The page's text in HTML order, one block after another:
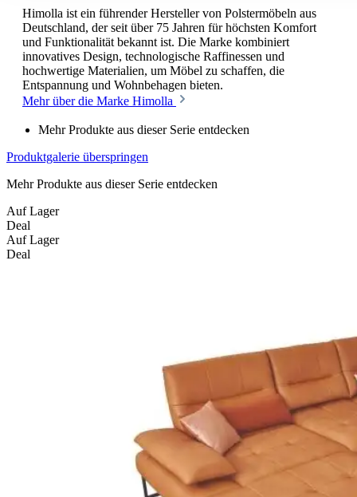
Himolla ist ein führender Hersteller von Polstermöbeln aus
Deutschland, der seit über 75 Jahren für höchsten Komfort
und Funktionalität bekannt ist. Die Marke kombiniert
innovatives Design, technologische Raffinessen und
hochwertige Materialien, um Möbel zu schaffen, die
Entspannung und Wohnbehagen bieten.
Mehr über die Marke Himolla
Mehr Produkte aus dieser Serie entdecken
Produktgalerie überspringen
Mehr Produkte aus dieser Serie entdecken
Auf Lager
Deal
Auf Lager
Deal